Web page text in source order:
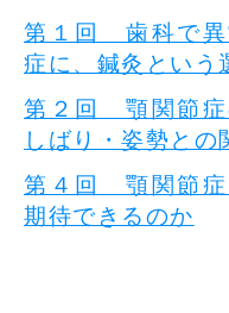
第１回 歯科で異
症に、鍼灸という
第２回 顎関節症
しばり・姿勢との
第４回 顎関節症
期待できるのか